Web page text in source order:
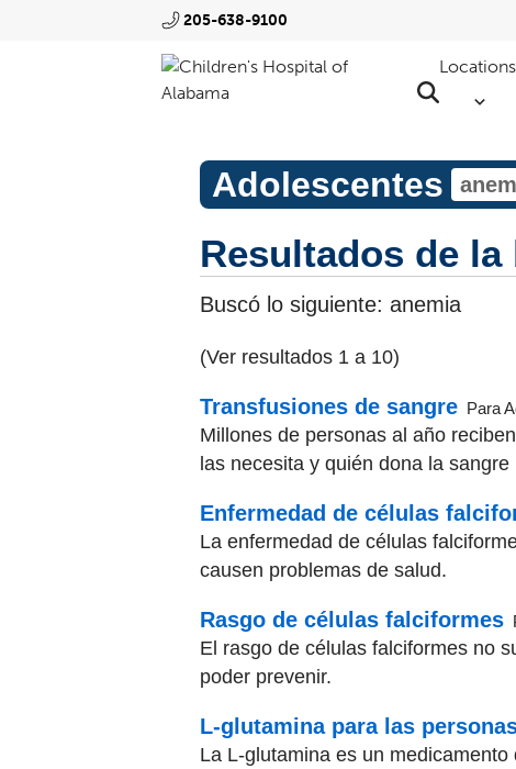
205-638-9100
Locations
Adolescentes
Resultados de la
Buscó lo siguiente: anemia
(Ver resultados 1 a 10)
Transfusiones de sangre Para
Millones de personas al año
las necesita y quién dona la sangre
Enfermedad de células
La enfermedad de células
causen problemas de salud.
Rasgo de células falciformes
El rasgo de células falciformes no
poder prevenir.
L-glutamina para las
La L-glutamina es un